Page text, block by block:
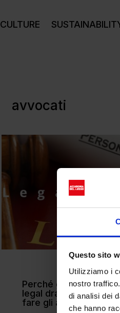
Questo sito
Utilizziamo i
nostro
di analisi dei
che hanno
CULTURE
avvocati
Perché guardiamo le
legal drama, se non
fare gli avvocati?